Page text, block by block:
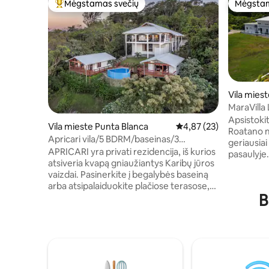
Svečių mėgstamiausias
Mėgstamas svečių
Vila mieste Punta Blanca Vidutinis įvertinimas:
4,87 (23)
Apricari vila/5 BDRM/baseinas/3
virtuvės/prabangūs vaizdai
APRICARI yra privati rezidencija, iš kurios
atsiveria kvapą gniaužiantys Karibų jūros
vaizdai. Pasinerkite į begalybės baseiną
arba atsipalaiduokite plačiose terasose,
kruopščiai kuruojami tiek elegancijai, tiek
Vila
Roatano
pasaulyje. Pastatytas 2020 m., šis
namuose. Dešimties pėdų aukščio
ir dideli